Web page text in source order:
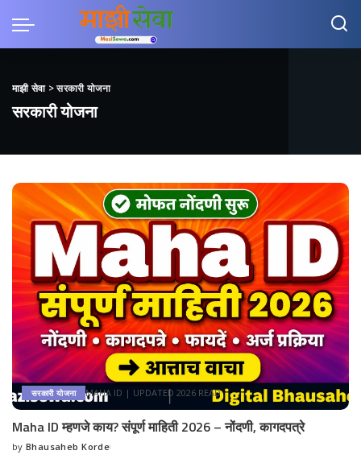
माझी सेवा>सरकारी योजना
सरकारी योजना
सरकारी योजना MAHA ID | UPDATED 2026 READ
Maha ID म्हणजे काय? संपूर्ण माहिती 2026 – नोंदणी, कागदपत्रे
Posted
by Bhausaheb Korde